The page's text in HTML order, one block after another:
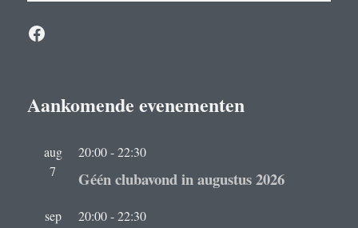
Facebook
Aankomende evenementen
aug
7
20:00-22:30
Géén clubavond in augustus 2026
sep
20:00-22:30